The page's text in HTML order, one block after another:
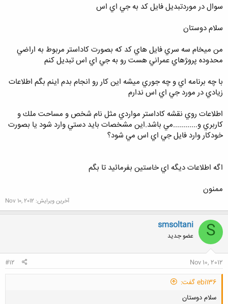
سوال در موردتبديل فايل كد به جي اي اس
سلام دوستان
من ميخام سه سري فايل هاي كد كه بصورت كاداستر مربوط به اراضي
محدوده پرو‍‍ژهاي عمراني هست رو به جي اي اس تبديل كنم
با چه برنامه اي و چه جوري ميشه اين كار رو انجام بدم اينم بگم اطلاعات
زيادي در مورد جي اي اس ندارم
اطلاعات روي نقشه كاداستر مواردي مثل نام شخص و مساحت ملك و
كاربري و............مي باشد.اين مشخصات بايد دستي وارد شود يا بصورت
خودكار وارد فايل جي اي اس مي شود؟
اگه اطلاعات ديگه اي خاستين بفرمائيد تا بگم
ممنون
آخرین ویرایش: Nov 10, 2012
S
smsoltani
عضو جدید
Nov 10, 2012
#12
ebi136 گفت:
سلام دوستان